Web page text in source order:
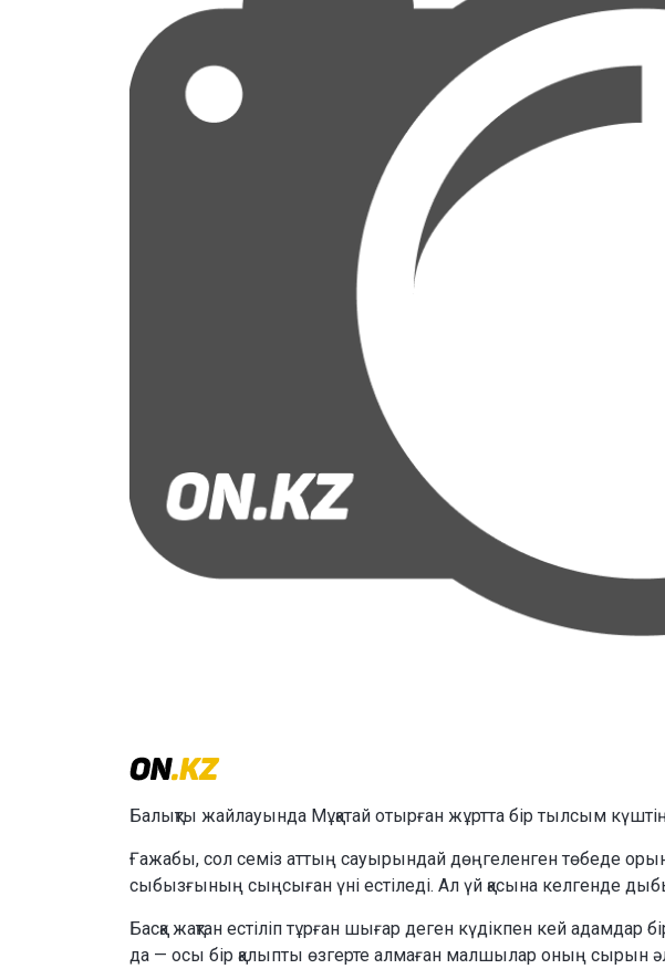
Балықты жайлауында Мұқатай отырған жұртта бір тылсым
Ғажабы, сол семіз аттың сауырындай дөңгеленген төбеде
сыбызғының сыңсыған үні естіледі. Ал үй қасына келгенде
Басқа жақтан естіліп тұрған шығар деген күдікпен кей адамдар
да — осы бір қалыпты өзгерте алмаған малшылар оның сырын